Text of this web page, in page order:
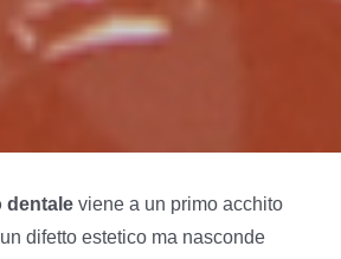
dentaleviene a un primo acchito
difetto estetico ma nasconde